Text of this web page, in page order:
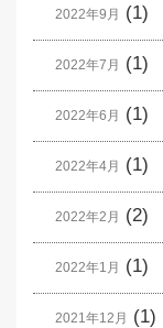
2022年9月 (1)
2022年7月 (1)
2022年6月 (1)
2022年4月 (1)
2022年2月 (2)
2022年1月 (1)
2021年12月 (1)